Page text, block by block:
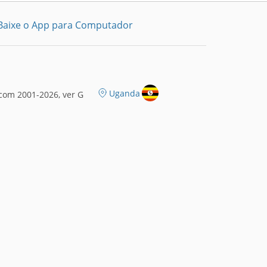
o App para Computador
2001-2026, ver G Uganda